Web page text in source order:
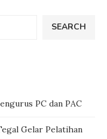
SEARCH
PC dan PAC
Gelar Pelatihan